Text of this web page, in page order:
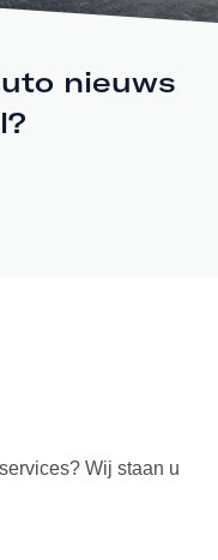
nieuws
Wij staan u